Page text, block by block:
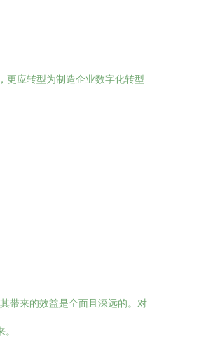
更应转型为制造企业数字化转型
带来的效益是全面且深远的。对